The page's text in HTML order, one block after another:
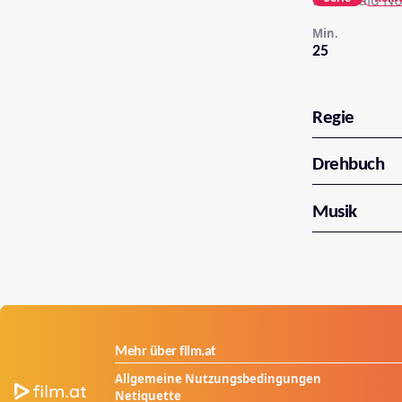
25
Min.
Regie
Drehbuch
Musik
Mehr über film.at
Allgemeine Nutzungsbedingungen
Netiquette